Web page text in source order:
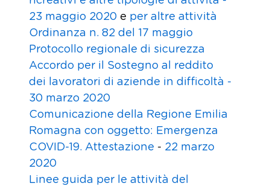
23 maggio 2020 e per altre attività
Ordinanza n. 82 del 17 maggio
Protocollo regionale di sicurezza
Accordo per il Sostegno al reddito
dei lavoratori di aziende in difficoltà -
30 marzo 2020
Comunicazione della Regione Emilia
Romagna con oggetto: Emergenza
COVID-19. Attestazione - 22 marzo
2020
Linee guida per le attività del